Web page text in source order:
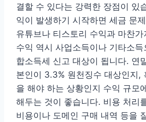
결할 수 있다는 강력한 장점이 있
익이 발생하기 시작하면 세금 문
유튜브나 티스토리 수익과 마찬
수익 역시 사업소득이나 기타소
합소득세 신고 대상이 됩니다. 연
본인이 3.3% 원천징수 대상인지,
을 해야 하는 상황인지 수익 규모
해두는 것이 좋습니다. 비용 처리
비용이나 도메인 구매 내역 등을